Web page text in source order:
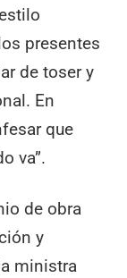
presentes
de toser y
En
que
va”.
de obra
y
ministra